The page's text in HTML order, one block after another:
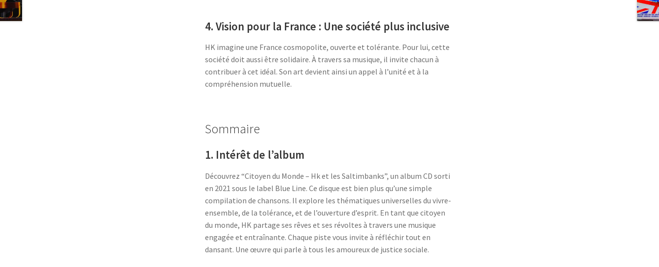
4. Vision pour la France : Une société plus inclusive
HK imagine une France cosmopolite, ouverte et tolérante. Pour lui, cette
société doit aussi être solidaire. À travers sa musique, il invite chacun à
contribuer à cet idéal. Son art devient ainsi un appel à l’unité et à la
compréhension mutuelle.
Sommaire
1. Intérêt de l’album
Découvrez “Citoyen du Monde – Hk et les Saltimbanks”, un album CD sorti
en 2021 sous le label Blue Line. Ce disque est bien plus qu’une simple
compilation de chansons. Il explore les thématiques universelles du vivre-
ensemble, de la tolérance, et de l’ouverture d’esprit. En tant que citoyen
du monde, HK partage ses rêves et ses révoltes à travers une musique
engagée et entraînante. Chaque piste vous invite à réfléchir tout en
dansant. Une œuvre qui parle à tous les amoureux de justice sociale.